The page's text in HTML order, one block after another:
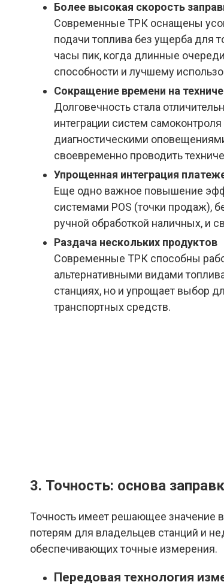
Более высокая скорость
Современные ТРК оснащены
подачи топлива без ущерба для
часы пик, когда длинные
способности и лучшему
Сокращение времени на
Долговечность стала
интеграции систем
диагностическими
своевременно проводить
Упрощенная интеграция
Еще одно важное повышение
системами POS (точки продаж),
ручной обработкой наличных, и
Раздача нескольких продуктов
Современные ТРК способны
альтернативными видами
станциях, но и упрощает выбор
транспортных средств.
3. Точность: основа
Точность имеет решающее значение
потерям для владельцев станций и
обеспечивающих точные измерения.
Передовая технология